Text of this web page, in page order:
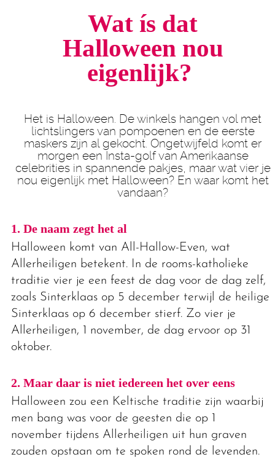
Wat ís dat
Halloween nou
eigenlijk?
Het is Halloween. De winkels hangen vol met
lichtslingers van pompoenen en de eerste
maskers zijn al gekocht. Ongetwijfeld komt er
morgen een Insta-golf van Amerikaanse
celebrities in spannende pakjes, maar wat vier je
nou eigenlijk met Halloween? En waar komt het
vandaan?
1. De naam zegt het al
Halloween komt van All-Hallow-Even, wat
Allerheiligen betekent. In de rooms-katholieke
traditie vier je een feest de dag voor de dag zelf,
zoals Sinterklaas op 5 december terwijl de heilige
Sinterklaas op 6 december stierf. Zo vier je
Allerheiligen, 1 november, de dag ervoor op 31
oktober.
2. Maar daar is niet iedereen het over eens
Halloween zou een Keltische traditie zijn waarbij
men bang was voor de geesten die op 1
november tijdens Allerheiligen uit hun graven
zouden opstaan om te spoken rond de levenden.